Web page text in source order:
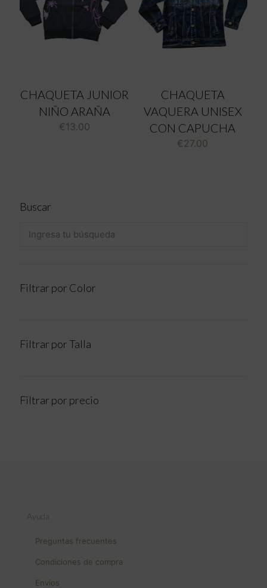
CHAQUETA JUNIOR
NIÑO ARAÑA
€13.00
CHAQUETA
VAQUERA UNISEX
CON CAPUCHA
€ 27.00
Buscar
Filtrar por Color
Filtrar por Talla
Filtrar por precio
Ayuda
Preguntas frecuentes
Condiciones de compra
Envíos